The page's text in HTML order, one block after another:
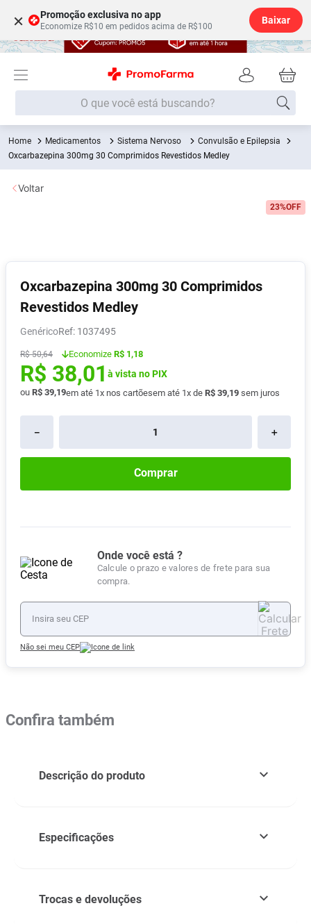
× Promoção exclusiva no app
Economize R$10 em pedidos acima de R$100
Baixar
O que você está buscando?
Medicamentos Sistema Nervoso
Convulsão e Epilepsia
Oxcarbazepina 300mg 30 Comprimidos Revestidos Medley
23%OFF
Oxcarbazepina 300mg 30 Comprimidos
Revestidos Medley
Genérico : 1037495
R$ 50,64 Economize R$ 1,18
R$ 38,01 à vista no PIX
ou R$ 39,19em até 1x nos cartõesem até 1x de R$ 39,19 sem juros
＋
－
Comprar
Onde você está ?
Calcule o prazo e valores de frete para sua
compra.
Não sei meu CEP
Voltar
Confira também
Descrição do produto
Especificações
Trocas e devoluções
Termos mais buscados
1º Fralda
2
5º Fralda G
6º Shampoo
7º Desodorante
8º Vitamina D
9 º Absorvente
10 º Lavitan